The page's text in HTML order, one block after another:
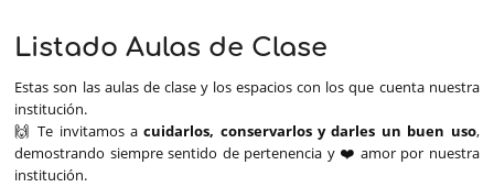
Aulas
Listado Aulas de Clase
Estas son las aulas de clase y los espacios con los que cuenta nuestra
institución.
🙌 Te invitamos acuidarlos, conservarlos y darles un buen uso,
demostrando siempre sentido de pertenencia y ❤️ amor por nuestra
institución.